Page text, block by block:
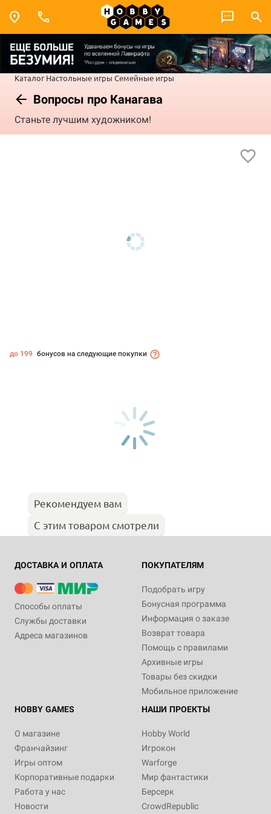
Каталог Настольные игры Семейные игры
Вопросы про Канагава
Станьте лучшим художником!
до 199 бонусов на следующие покупки
Рекомендуем вам
С этим товаром смотрели
ДОСТАВКА И ОПЛАТА
Способы оплаты
Службы доставки
Адреса магазинов
ПОКУПАТЕЛЯМ
Подобрать игру
Бонусная программа
Информация о заказе
Возврат товара
Помощь с правилами
Архивные игры
Товары без скидки
Мобильное приложение
HOBBY GAMES
О магазине
Франчайзинг
Игры оптом
Корпоративные подарки
Работа у нас
Новости
НАШИ ПРОЕКТЫ
Hobby World
Игрокон
Warforge
Мир фантастики
Берсерк
CrowdRepublic